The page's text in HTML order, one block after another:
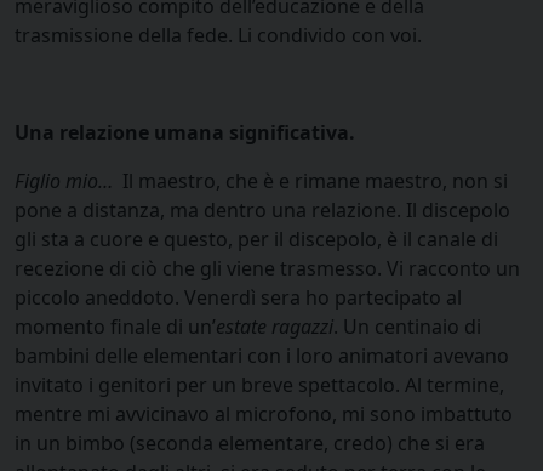
meraviglioso compito dell’educazione e della
trasmissione della fede. Li condivido con voi.
Una relazione umana significativa.
Figlio mio… Il maestro, che è e rimane maestro, non si
pone a distanza, ma dentro una relazione. Il discepolo
gli sta a cuore e questo, per il discepolo, è il canale di
recezione di ciò che gli viene trasmesso. Vi racconto un
piccolo aneddoto. Venerdì sera ho partecipato al
momento finale di un’estate ragazzi. Un centinaio di
bambini delle elementari con i loro animatori avevano
invitato i genitori per un breve spettacolo. Al termine,
mentre mi avvicinavo al microfono, mi sono imbattuto
in un bimbo (seconda elementare, credo) che si era